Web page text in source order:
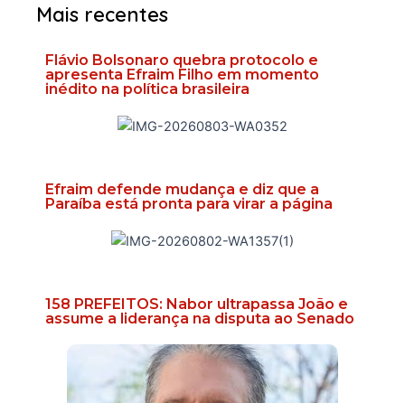
Mais recentes
Flávio Bolsonaro quebra protocolo e
apresenta Efraim Filho em momento
inédito na política brasileira
Efraim defende mudança e diz que a
Paraíba está pronta para virar a página
158 PREFEITOS: Nabor ultrapassa João e
assume a liderança na disputa ao Senado